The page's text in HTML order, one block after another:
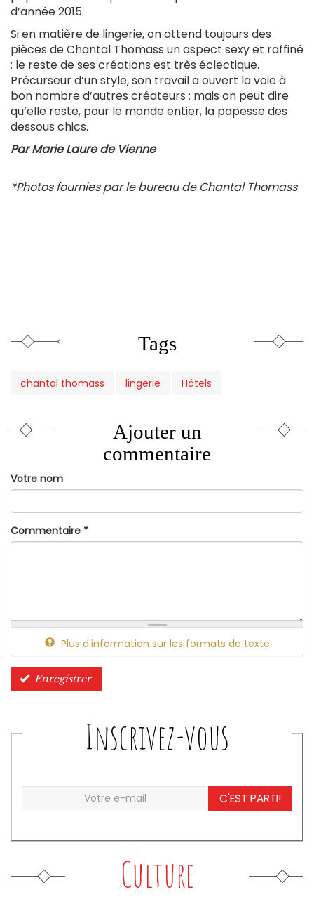
d’année 2015.
Si en matière de lingerie, on attend toujours des
pièces de Chantal Thomass un aspect sexy et raffiné
; le reste de ses créations est très éclectique.
Précurseur d’un style, son travail a ouvert la voie à
bon nombre d’autres créateurs ; mais on peut dire
qu’elle reste, pour le monde entier, la papesse des
dessous chics.
Par Marie Laure de Vienne
*Photos fournies par le bureau de Chantal Thomass
Tags
chantal thomass lingerie Hôtels
Ajouter un
commentaire
Votre nom
Commentaire *
Plus d'information sur les formats de texte
Enregistrer
Inscrivez-vous
C'EST PARTI!
Culture